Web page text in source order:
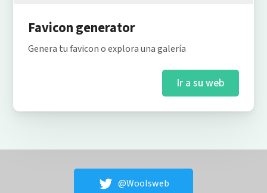
Favicon generator
Genera tu favicon o explora una galería
Ir a su web
@Woolsweb